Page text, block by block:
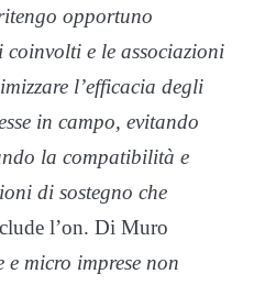
opportuno
e le associazioni
l’efficacia degli
in campo, evitando
la compatibilità e
di sostegno che
l’on. Di Muro
micro imprese non